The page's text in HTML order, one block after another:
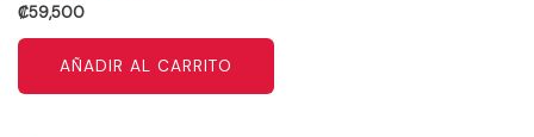
₡59,500
AÑADIR AL CARRITO